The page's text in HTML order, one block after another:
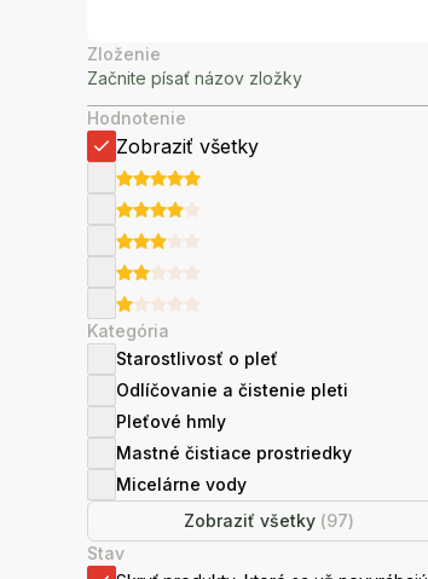
Zloženie
Hodnotenie
Zobraziť všetky
Kategória
Starostlivosť o pleť
Odlíčovanie a čistenie pleti
Pleťové hmly
Mastné čistiace prostriedky
Micelárne vody
Zobraziť všetky (97)
Stav